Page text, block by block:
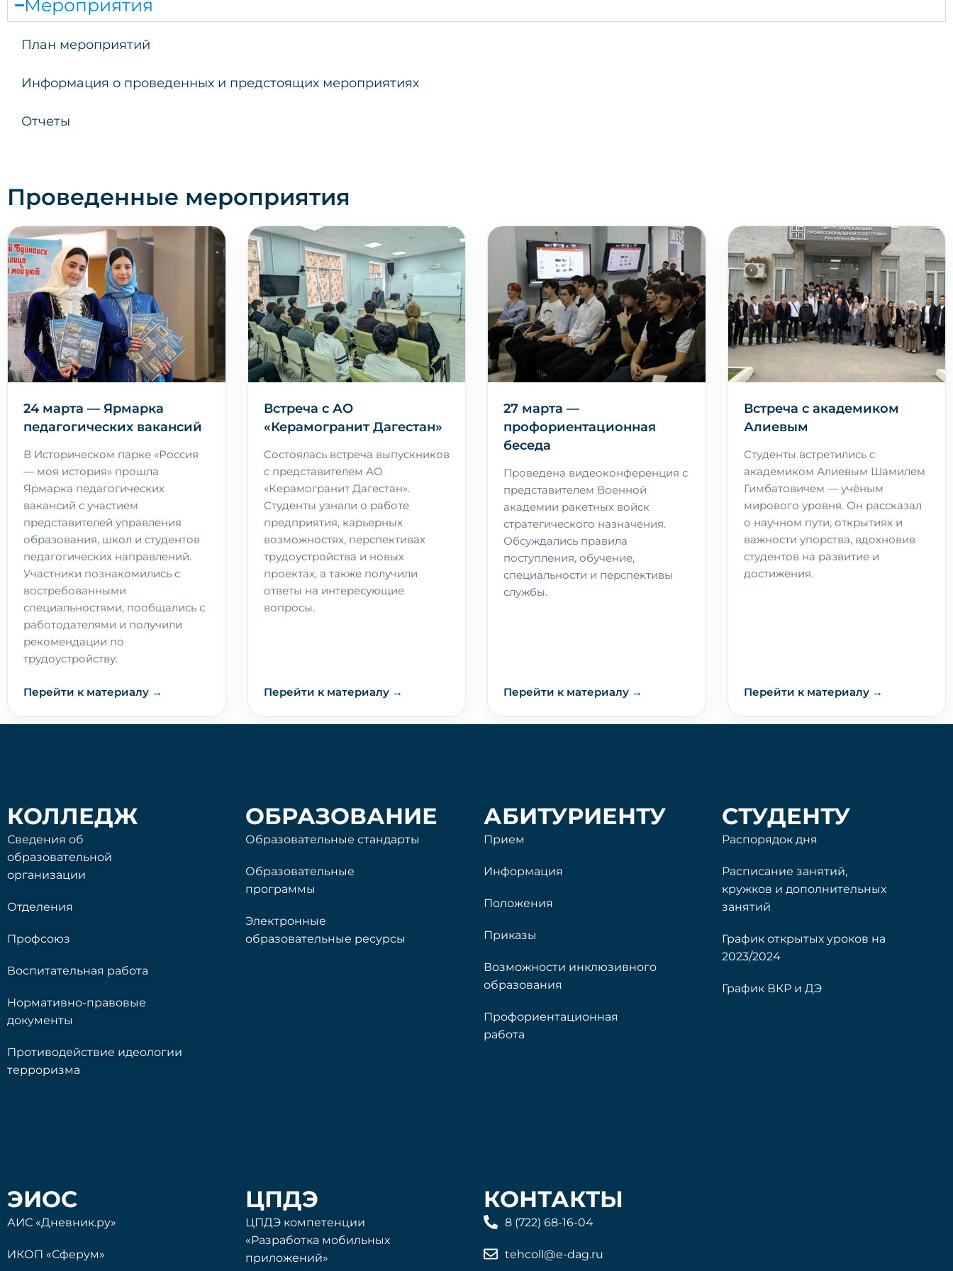
Мероприятия
План мероприятий
Информация о проведенных и предстоящих мероприятиях
Отчеты
Проведенные мероприятия
24 марта — Ярмарка
педагогических вакансий
В Историческом парке «Россия
— моя история» прошла
Ярмарка педагогических
вакансий с участием
представителей управления
образования, школ и студентов
педагогических направлений.
Участники познакомились с
востребованными
специальностями, пообщались с
работодателями и получили
рекомендации по
трудоустройству.
Перейти к материалу →
Встреча с АО
«Керамогранит Дагестан»
Состоялась встреча выпускников
с представителем АО
«Керамогранит Дагестан».
Студенты узнали о работе
предприятия, карьерных
возможностях, перспективах
трудоустройства и новых
проектах, а также получили
ответы на интересующие
вопросы.
Перейти к материалу →
27 марта —
профориентационная
беседа
Проведена видеоконференция с
представителем Военной
академии ракетных войск
стратегического назначения.
Обсуждались правила
поступления, обучение,
специальности и перспективы
службы.
Перейти к материалу →
Встреча с академиком
Алиевым
Студенты встретились с
академиком Алиевым Шамилем
Гимбатовичем — учёным
мирового уровня. Он рассказал
о научном пути, открытиях и
важности упорства, вдохновив
студентов на развитие и
достижения.
Перейти к материалу →
КОЛЛЕДЖ
Сведения об
образовательной
организации
Отделения
Профсоюз
Воспитательная работа
Нормативно-правовые
документы
Противодействие идеологии
терроризма
ОБРАЗОВАНИЕ
Образовательные стандарты
Образовательные
программы
Электронные
образовательные ресурсы
АБИТУРИЕНТУ
Прием
Информация
Положения
Приказы
Возможности инклюзивного
образования
Профориентационная
работа
СТУДЕНТУ
Распорядок дня
Расписание занятий,
кружков и дополнительных
занятий
График открытых уроков на
2023/2024
График ВКР и ДЭ
ЭИОС
АИС «Дневник.ру»
ИКОП «Сферум»
ЦПДЭ
ЦПДЭ компетенции
«Разработка мобильных
приложений»
КОНТАКТЫ
8 (722) 68-16-04
tehcoll@e-dag.ru